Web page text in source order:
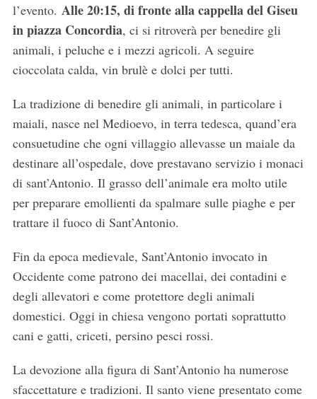
l’evento. Alle 20:15, di fronte alla cappella del Giseu
in piazza Concordia, ci si ritroverà per benedire gli
animali, i peluche e i mezzi agricoli. A seguire
cioccolata calda, vin brulè e dolci per tutti.
La tradizione di benedire gli animali, in particolare i
maiali, nasce nel Medioevo, in terra tedesca, quand’era
consuetudine che ogni villaggio allevasse un maiale da
destinare all’ospedale, dove prestavano servizio i monaci
di sant’Antonio. Il grasso dell’animale era molto utile
per preparare emollienti da spalmare sulle piaghe e per
trattare il fuoco di Sant’Antonio.
Fin da epoca medievale, Sant’Antonio invocato in
Occidente come patrono dei macellai, dei contadini e
degli allevatori e come protettore degli animali
domestici. Oggi in chiesa vengono portati soprattutto
cani e gatti, criceti, persino pesci rossi.
La devozione alla figura di Sant’Antonio ha numerose
sfaccettature e tradizioni. Il santo viene presentato come